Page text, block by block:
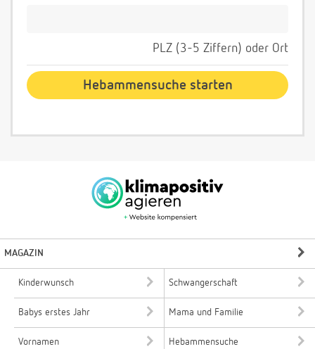
PLZ (3-5 Ziffern) oder Ort
MAGAZIN
Kinderwunsch Schwangerschaft
Babys erstes Jahr Mama und Familie
Vornamen Hebammensuche